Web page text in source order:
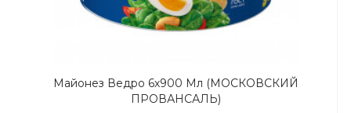
Майонез Ведро 6х900 Мл (МОСКОВСКИЙ
ПРОВАНСАЛЬ)